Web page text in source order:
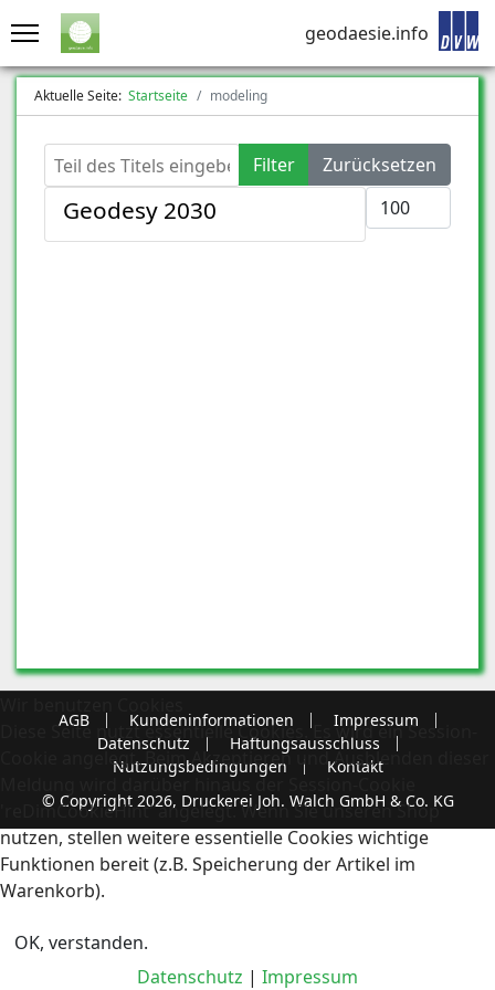
geodaesie.info
Aktuelle Seite: Startseite modeling
Teil des Titels eingeben Filter
Zurücksetzen
Anzeige #
Geodesy 2030
AGB Kundeninformationen
Impressum
Datenschutz
Haftungsausschluss
Nutzungsbedingungen
Kontakt
© Copyright 2026, Druckerei Joh. Walch GmbH & Co. KG
Diese Seite nutzt essentielle Cookies. Es wird ein Session-
Cookie angelegt. Beim Akzeptieren und Ausblenden dieser
Meldung wird darüber hinaus der Session-Cookie
'reDimCookieHint' angelegt. Wenn Sie unseren Shop
nutzen, stellen weitere essentielle Cookies wichtige
Funktionen bereit (z.B. Speicherung der Artikel im
Warenkorb).
OK, verstanden.
Datenschutz | Impressum